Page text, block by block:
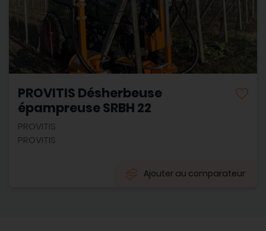
PROVITIS Désherbeuse
épampreuse SRBH 22
PROVITIS
PROVITIS
Ajouter au comparateur